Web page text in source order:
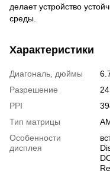
делает устройство
среды.
Характеристики
Диагональ, дюймы
Разрешение
PPI
Тип матрицы
Особенности
дисплея